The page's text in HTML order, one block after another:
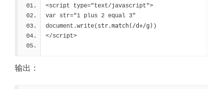
<script type="text/javascript">
var str="1 plus 2 equal 3"
document.write( str.match(/d+/g) )
</script>
输出：